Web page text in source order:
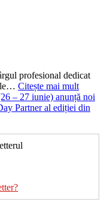
profesional dedicat
Citește mai mult
– 27 iunie) anunță noi
Partner al ediției din